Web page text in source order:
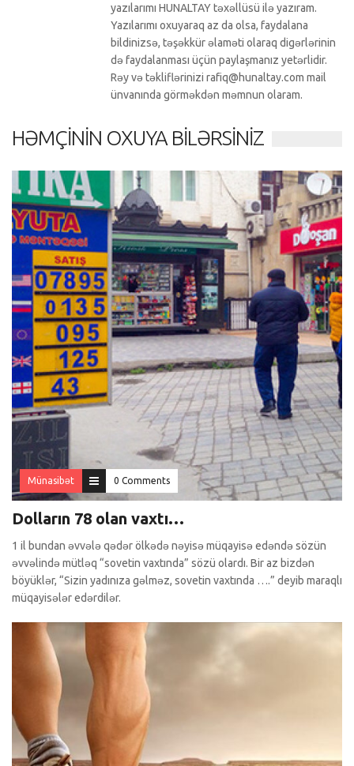
yazılarımı HUNALTAY təxəllüsü ilə yazıram.
Yazılarımı oxuyaraq az da olsa, faydalana
bildinizsə, təşəkkür əlaməti olaraq digərlərinin
də faydalanması üçün paylaşmanız yetərlidir.
Rəy və təkliflərinizi rafiq@hunaltay.com mail
ünvanında görməkdən məmnun olaram.
HƏMÇININ OXUYA BILƏRSINIZ
Münasibət 0 Comments
Dolların 78 olan vaxtı…
1 il bundan əvvələ qədər ölkədə nəyisə müqayisə edəndə sözün
əvvəlində mütləq “sovetin vaxtında” sözü olardı. Bir az bizdən
böyüklər, “Sizin yadınıza gəlməz, sovetin vaxtında ….” deyib maraqlı
müqayisələr edərdilər.